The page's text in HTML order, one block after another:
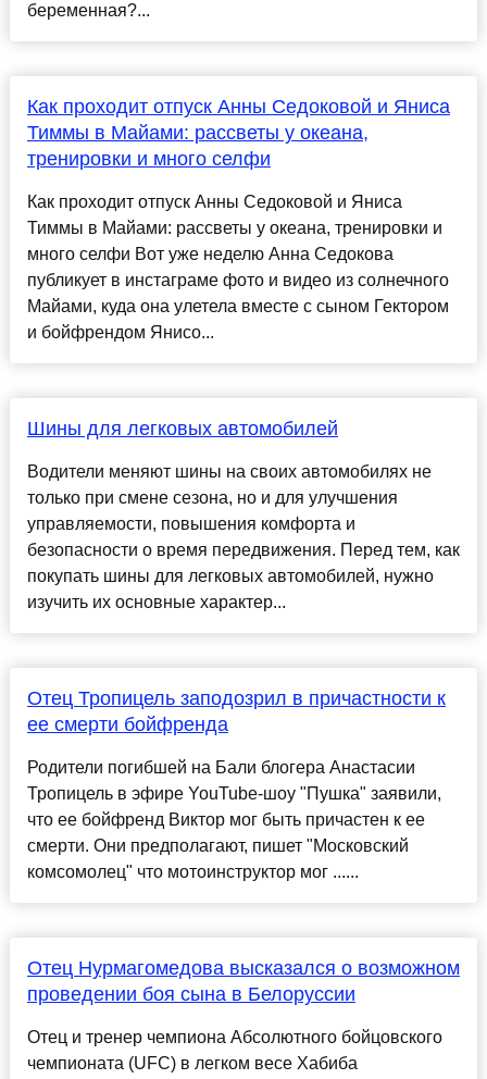
беременная?...
Как проходит отпуск Анны Седоковой и Яниса
Тиммы в Майами: рассветы у океана,
тренировки и много селфи
Как проходит отпуск Анны Седоковой и Яниса
Тиммы в Майами: рассветы у океана, тренировки и
много селфи Вот уже неделю Анна Седокова
публикует в инстаграме фото и видео из солнечного
Майами, куда она улетела вместе с сыном Гектором
и бойфрендом Янисо...
Шины для легковых автомобилей
Водители меняют шины на своих автомобилях не
только при смене сезона, но и для улучшения
управляемости, повышения комфорта и
безопасности о время передвижения. Перед тем, как
покупать шины для легковых автомобилей, нужно
изучить их основные характер...
Отец Тропицель заподозрил в причастности к
ее смерти бойфренда
Родители погибшей на Бали блогера Анастасии
Тропицель в эфире YouTube-шоу "Пушка" заявили,
что ее бойфренд Виктор мог быть причастен к ее
смерти. Они предполагают, пишет "Московский
комсомолец" что мотоинструктор мог ......
Отец Нурмагомедова высказался о возможном
проведении боя сына в Белоруссии
Отец и тренер чемпиона Абсолютного бойцовского
чемпионата (UFC) в легком весе Хабиба